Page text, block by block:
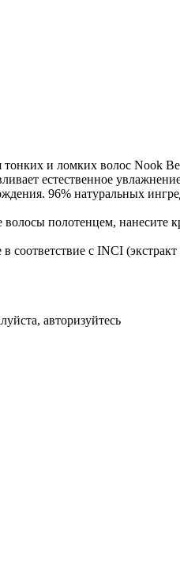
и ломких волос Nook
естественное
96% натуральных
полотенцем, нанесите
в соответствие с INCI
авторизуйтесь